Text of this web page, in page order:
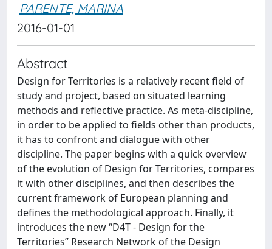
PARENTE, MARINA
2016-01-01
Abstract
Design for Territories is a relatively recent field of
study and project, based on situated learning
methods and reflective practice. As meta-discipline,
in order to be applied to fields other than products,
it has to confront and dialogue with other
discipline. The paper begins with a quick overview
of the evolution of Design for Territories, compares
it with other disciplines, and then describes the
current framework of European planning and
defines the methodological approach. Finally, it
introduces the new “D4T - Design for the
Territories” Research Network of the Design